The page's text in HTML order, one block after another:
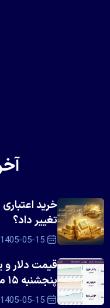
خرید
تغییر داد؟
1405-05-15
قیمت دلار و
پنجشنبه ۱۵ مرداد ۱۴۰۵
1405-05-15